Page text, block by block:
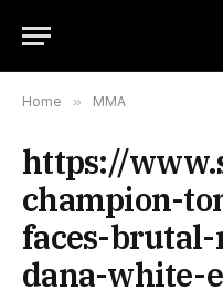
Home » MMA
https://
champion-
faces-
dana-white-